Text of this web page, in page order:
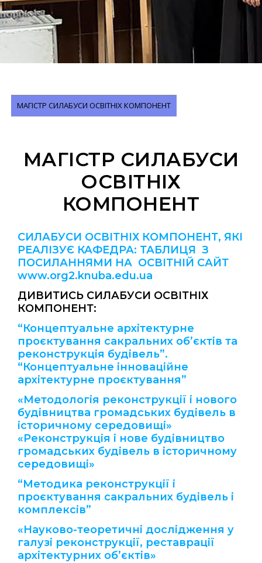
МАГІСТР СИЛАБУСИ ОСВІТНІХ КОМПОНЕНТ
МАГІСТР СИЛАБУСИ
ОСВІТНІХ
КОМПОНЕНТ
СИЛАБУСИ ОСВІТНІХ КОМПОНЕНТ, ЯКІ
РЕАЛІЗУЄ КАФЕДРА: ТАБЛИЦЯ З
ПОСИЛАННЯМИ НА ОСВІТНІЙ САЙТ
www.org2.knuba.edu.ua
ДИВИТИСЬ СИЛАБУСИ ОСВІТНІХ
КОМПОНЕНТ:
“Концептуальне архітектурне
проєктування сакральних об’єктів та
реконструкція будівель”.
“Концептуальне інноваційне
архітектурне проєктування”
«Методологія реконструкції і нового
будівництва громадських будівель в
історичному середовищі»
«Реконструкція і нове будівництво
громадських будівель в історичному
середовищі»
“Методика реконструкції і
проєктування сакральних будівель і
комплексів”
«Науково-теоретичні дослідження у
галузі реконструкції, реставрації
архітектурних об’єктів»